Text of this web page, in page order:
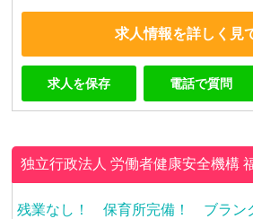
求人情報を詳しく見
求人を保存 電話で質問
独立行政法人 労働者健康安全機構
残業なし！ 保育所完備！ ブラン